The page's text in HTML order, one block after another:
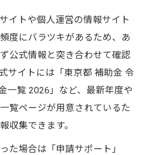
イトや個人運営の情報サイト
度にバラツキがあるため、あ
公式情報と突き合わせて確認
サイトには「東京都 補助金 令
一覧 2026」など、最新年度や
覧ページが用意されているた
収集できます。
た場合は「申請サポート」